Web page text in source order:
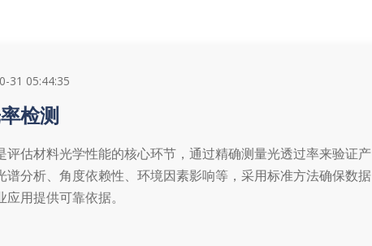
31 05:44:35
检测
评估材料光学性能的核心环节，通过精确测量光透过率来验证产
谱分析、角度依赖性、环境因素影响等，采用标准方法确保数据
用提供可靠依据。